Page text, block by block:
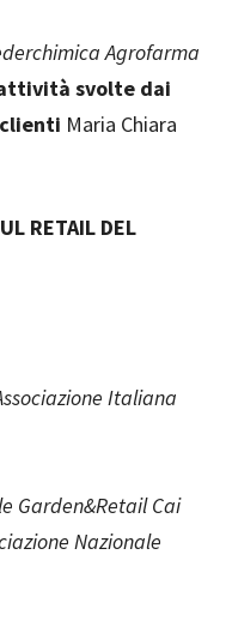
Agrofarma
svolte dai
Maria Chiara
RETAIL DEL
Italiana
Garden&Retail Cai
Nazionale